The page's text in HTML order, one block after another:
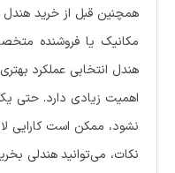
همچنین قبل از خرید
مکانیک یا فروشنده
هندل انتخابی عملکرد
اهمیت زیادی دارد. حتی
نشود، ممکن است کارایی
نکات، می‌توانید هندلی